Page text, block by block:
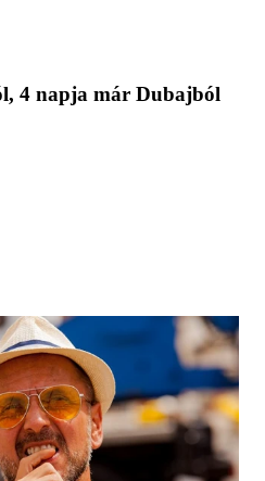
4 napja már Dubajból